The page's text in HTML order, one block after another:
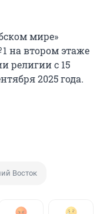
мире»
на втором этаже
религии с 15
2025 года.
Восток